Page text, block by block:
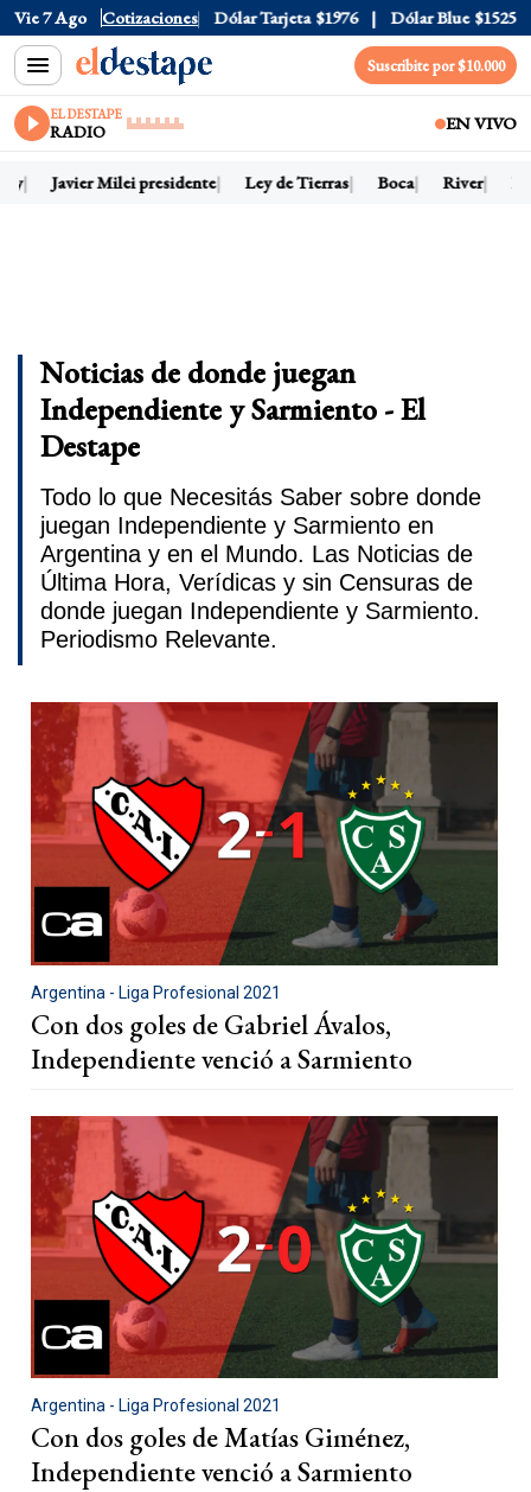
Vie 7 Ago Cotizaciones
Dólar Oficial $1520 Dólar Tarjeta $1976 Dólar Blue $1525
Suscribite por $10.000
EL DESTAPE
RADIO EN VIVO
Javier Milei presidente Ley de Tierras Boca River
Noticias de donde juegan
Independiente y Sarmiento - El
Destape
Todo lo que Necesitás Saber sobre donde
juegan Independiente y Sarmiento en
Argentina y en el Mundo. Las Noticias de
Última Hora, Verídicas y sin Censuras de
donde juegan Independiente y Sarmiento.
Periodismo Relevante.
Argentina - Liga Profesional 2021
Con dos goles de Gabriel Ávalos,
Independiente venció a Sarmiento
Argentina - Liga Profesional 2021
Con dos goles de Matías Giménez,
Independiente venció a Sarmiento